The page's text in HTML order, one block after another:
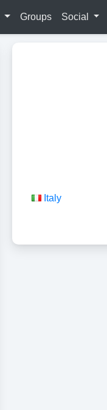
Groups Social
Italy